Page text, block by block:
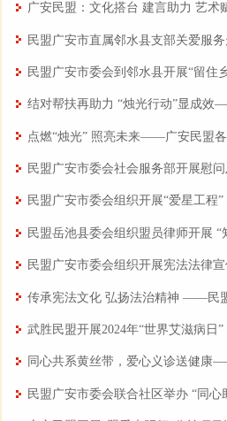
广安民盟：文化搭台 建言助力 艺术赋能 深入
民盟广安市直属邻水县支部关爱服务走进
民盟广安市委会到邻水县开展“留住
结对帮扶再助力 “烛光行动”显成效——民盟广安市委会第二轮“烛光
点燃“烛光” 照亮未来——广安民盟各级组织积
民盟广安市委会社会服务部开展慰
民盟广安市委会组织开展“爱星工程
民盟岳池县委会组织盟员律师开展 “知宪于心 守法于
民盟广安市委会组织开展宪法法律
传承宪法文化 弘扬法治精神 ——民盟广安市委会直属华蓥市支部组织
武胜民盟开展2024年“世界艾滋病日
同心共系黄丝带，爱心义诊送健康——民盟岳池县委会联合岳池县司
民盟广安市委会联合社区举办 “同心助残，有爱无碍